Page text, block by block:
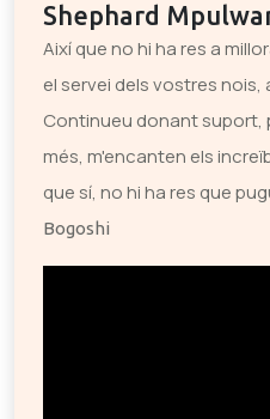
Shephard
Així que no hi ha res a
el servei dels vostres nois,
Continueu donant suport,
més, m'encanten els
que sí, no hi ha res que
Bogoshi